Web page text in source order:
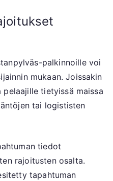
palkinnoille voi
mukaan. Joissakin
tietyissä maissa
tai logististen
tiedot
rajoitusten osalta.
tapahtuman